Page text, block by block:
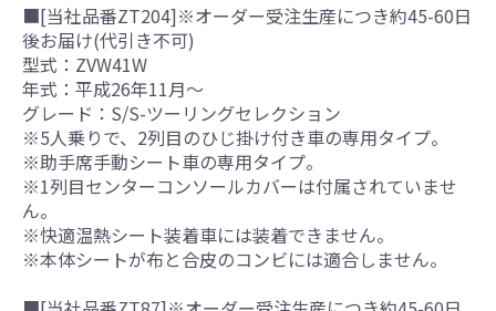
■[当社品番ZT204]※オーダー受注生産につき約45-60日
後お届け(代引き不可)
型式：ZVW41W
年式：平成26年11月～
グレード：S/S-ツーリングセレクション
※5人乗りで、2列目のひじ掛け付き車の専用タイプ。
※助手席手動シート車の専用タイプ。
※1列目センターコンソールカバーは付属されていませ
ん。
※快適温熱シート装着車には装着できません。
※本体シートが布と合皮のコンビには適合しません。